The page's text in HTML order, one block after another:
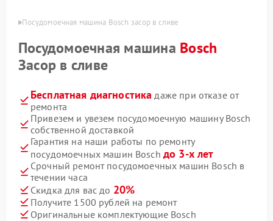
Посудомоечная машина Bosch засор в сливе
Посудомоечная машина Bosch
Засор в сливе
Бесплатная диагностика даже при отказе от
ремонта
Привезем и увезем посудомоечную машину Bosch
собственной доставкой
Гарантия на наши работы по ремонту
посудомоечных машин Bosch до 3-х лет
Срочный ремонт посудомоечных машин Bosch в
течении часа
Скидка для вас до 20%
Получите 1500 рублей на ремонт
Оригинальные комплектующие Bosch